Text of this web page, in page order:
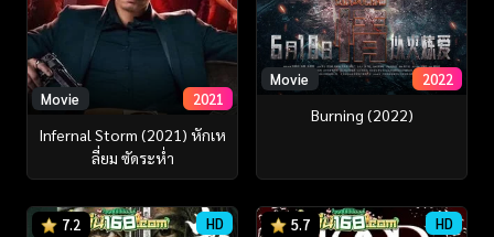
Movie 2021
Infernal Storm (2021) หักเห
ลี่ยม ซัดระห่ำ
Movie 2022
Burning (2022)
7.2 HD 5.7 HD